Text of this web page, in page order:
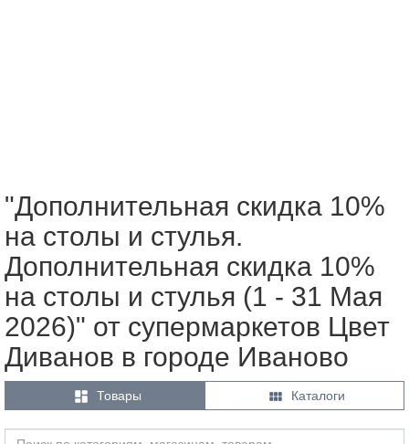
"Дополнительная скидка 10%
на столы и стулья.
Дополнительная скидка 10%
на столы и стулья (1 - 31 Мая
2026)" от супермаркетов Цвет
Диванов в городе Иваново
 Товары  Каталоги